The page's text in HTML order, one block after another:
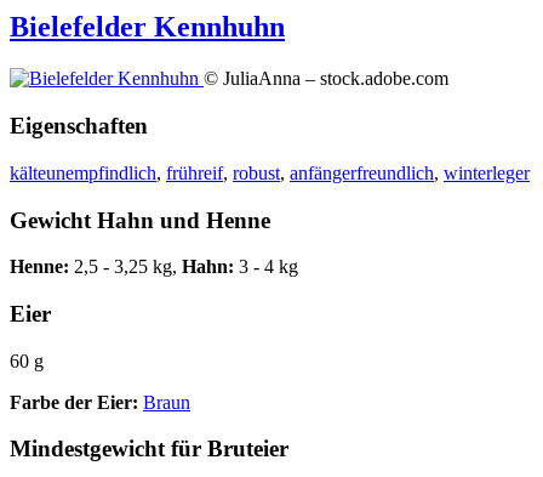
Bielefelder Kennhuhn
© JuliaAnna – stock.adobe.com
Eigenschaften
kälteunempfindlich, frühreif, robust, anfängerfreundlich, winterleger
Gewicht Hahn und Henne
Henne: 2,5 - 3,25 kg, Hahn: 3 - 4 kg
Eier
60 g
Farbe der Eier: Braun
Mindestgewicht für Bruteier